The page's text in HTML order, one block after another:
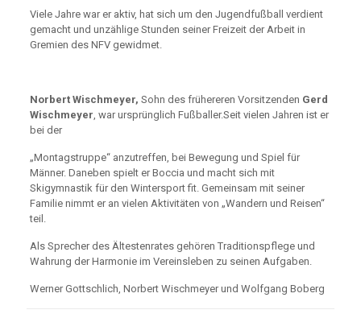
Viele Jahre war er aktiv, hat sich um den Jugendfußball verdient
gemacht und unzählige Stunden seiner Freizeit der Arbeit in
Gremien des NFV gewidmet.
Norbert Wischmeyer, Sohn des frühereren Vorsitzenden Gerd
Wischmeyer, war ursprünglich Fußballer.Seit vielen Jahren ist er
bei der
„Montagstruppe“ anzutreffen, bei Bewegung und Spiel für
Männer. Daneben spielt er Boccia und macht sich mit
Skigymnastik für den Wintersport fit. Gemeinsam mit seiner
Familie nimmt er an vielen Aktivitäten von „Wandern und Reisen“
teil.
Als Sprecher des Ältestenrates gehören Traditionspflege und
Wahrung der Harmonie im Vereinsleben zu seinen Aufgaben.
Werner Gottschlich, Norbert Wischmeyer und Wolfgang Boberg